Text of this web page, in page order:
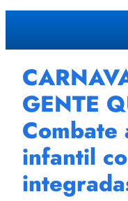
u
a
GENTE
infantil